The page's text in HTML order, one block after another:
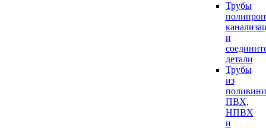
Трубы
и
детали
Трубы
из
ПВХ,
НПВХ
и